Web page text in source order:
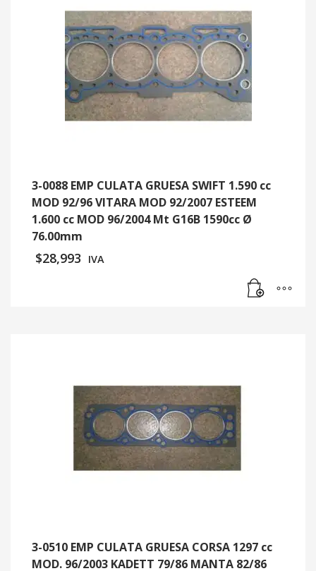
3-0088 EMP CULATA GRUESA SWIFT 1.590 cc
MOD 92/96 VITARA MOD 92/2007 ESTEEM
1.600 cc MOD 96/2004 Mt G16B 1590cc Ø
76.00mm
$28,993 IVA
3-0510 EMP CULATA GRUESA CORSA 1297 cc
MOD. 96/2003 KADETT 79/86 MANTA 82/86